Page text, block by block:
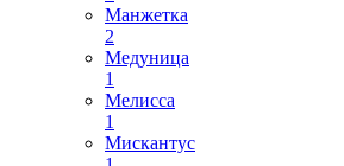
Манжетка
2
Медуница
1
Мелисса
1
Мискантус